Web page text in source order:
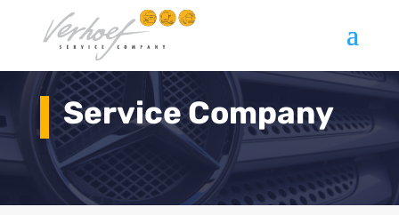
Service Company